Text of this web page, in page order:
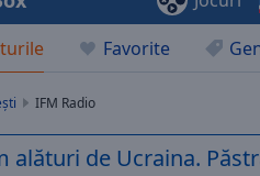
Favorite
IFM Radio
alături de Ucraina.